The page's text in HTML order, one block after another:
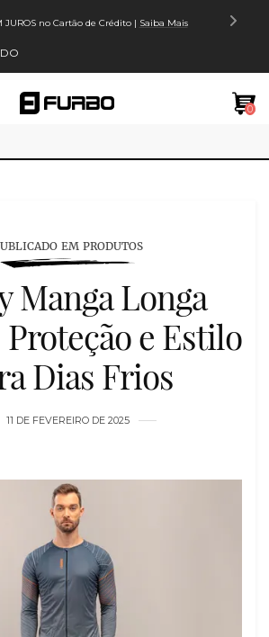
JUROS no Cartão de Crédito | Saiba Mais
0
EM PRODUTOS
Manga Longa
e Estilo
Dias Frios
11 DE FEVEREIRO DE 2025